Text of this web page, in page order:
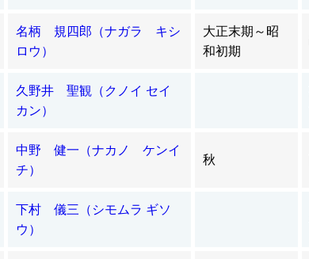
名柄 規四郎（ナガラ キシ
ロウ）
大正末期～昭
和初期
久野井 聖観（クノイ セイ
カン）
中野 健一（ナカノ ケンイ
チ）
秋
下村 儀三（シモムラ ギソ
ウ）